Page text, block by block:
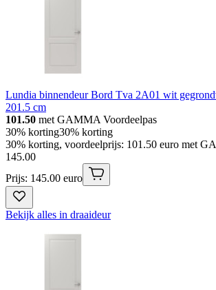
Lundia binnendeur Bord Tva 2A01 wit
201.5 cm
101.50 met GAMMA Voordeelpas
30% korting30% korting
30% korting, voordeelprijs: 101.50 euro met
145.00
Prijs: 145.00 euro
Bekijk alles in draaideur